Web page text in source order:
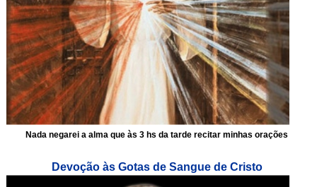
Nada negarei a alma que às 3 hs da tarde recitar minhas orações
Devoção às Gotas de Sangue de Cristo